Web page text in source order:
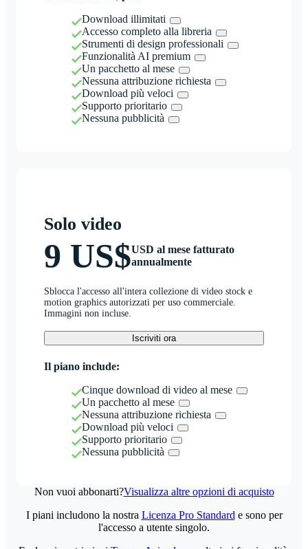
Download illimitati
Accesso completo alla libreria
Strumenti di design professionali
Funzionalità AI premium
Un pacchetto al mese
Nessuna attribuzione richiesta
Download più veloci
Supporto prioritario
Nessuna pubblicità
Solo video
9 US$USD al mese fatturato
annualmente
Sblocca l'accesso all'intera collezione di video stock e
motion graphics autorizzati per uso commerciale.
Immagini non incluse.
Iscriviti ora
Il piano include:
Cinque download di video al mese
Un pacchetto al mese
Nessuna attribuzione richiesta
Download più veloci
Supporto prioritario
Nessuna pubblicità
Non vuoi abbonarti?Visualizza altre opzioni di acquisto
I piani includono la nostra Licenza Pro Standard e sono per
l'accesso a utente singolo.